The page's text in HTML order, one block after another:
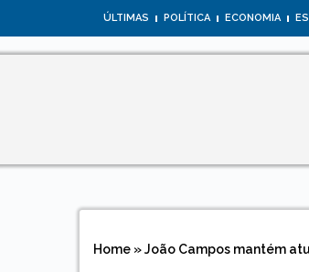
ÚLTIMAS POLÍTICA ECONOMIA
Home »João Campos mantém